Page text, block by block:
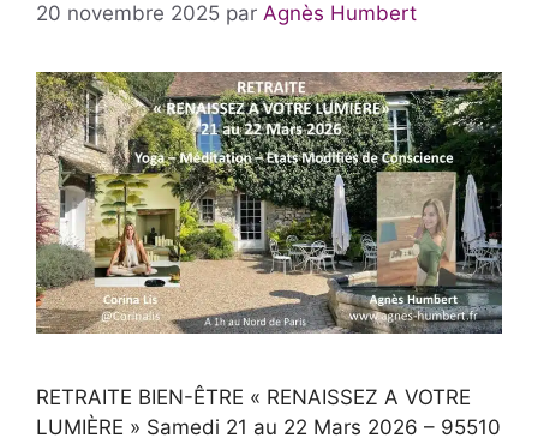
20 novembre 2025 par Agnès Humbert
RETRAITE BIEN-ÊTRE « RENAISSEZ A VOTRE
LUMIÈRE » Samedi 21 au 22 Mars 2026 – 95510